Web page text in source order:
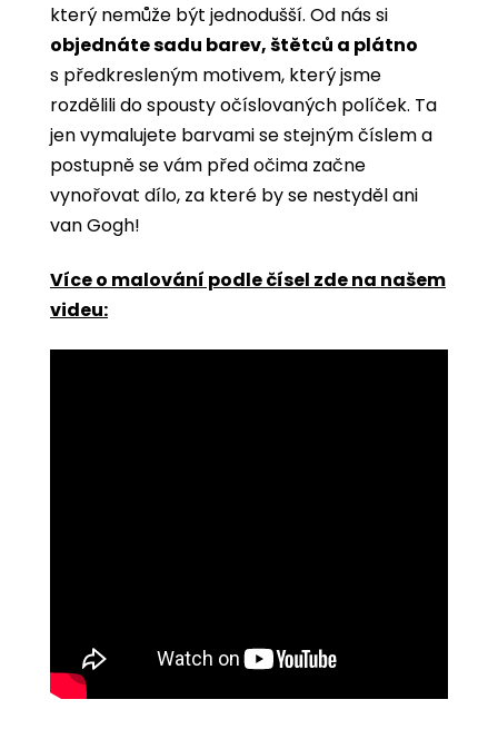
který nemůže být jednodušší. Od nás si
objednáte sadu barev, štětců a plátno
s předkresleným motivem, který jsme
rozdělili do spousty očíslovaných políček. Ta
jen vymalujete barvami se stejným číslem a
postupně se vám před očima začne
vynořovat dílo, za které by se nestyděl ani
van Gogh!
Více o malování podle čísel zde na našem
videu: